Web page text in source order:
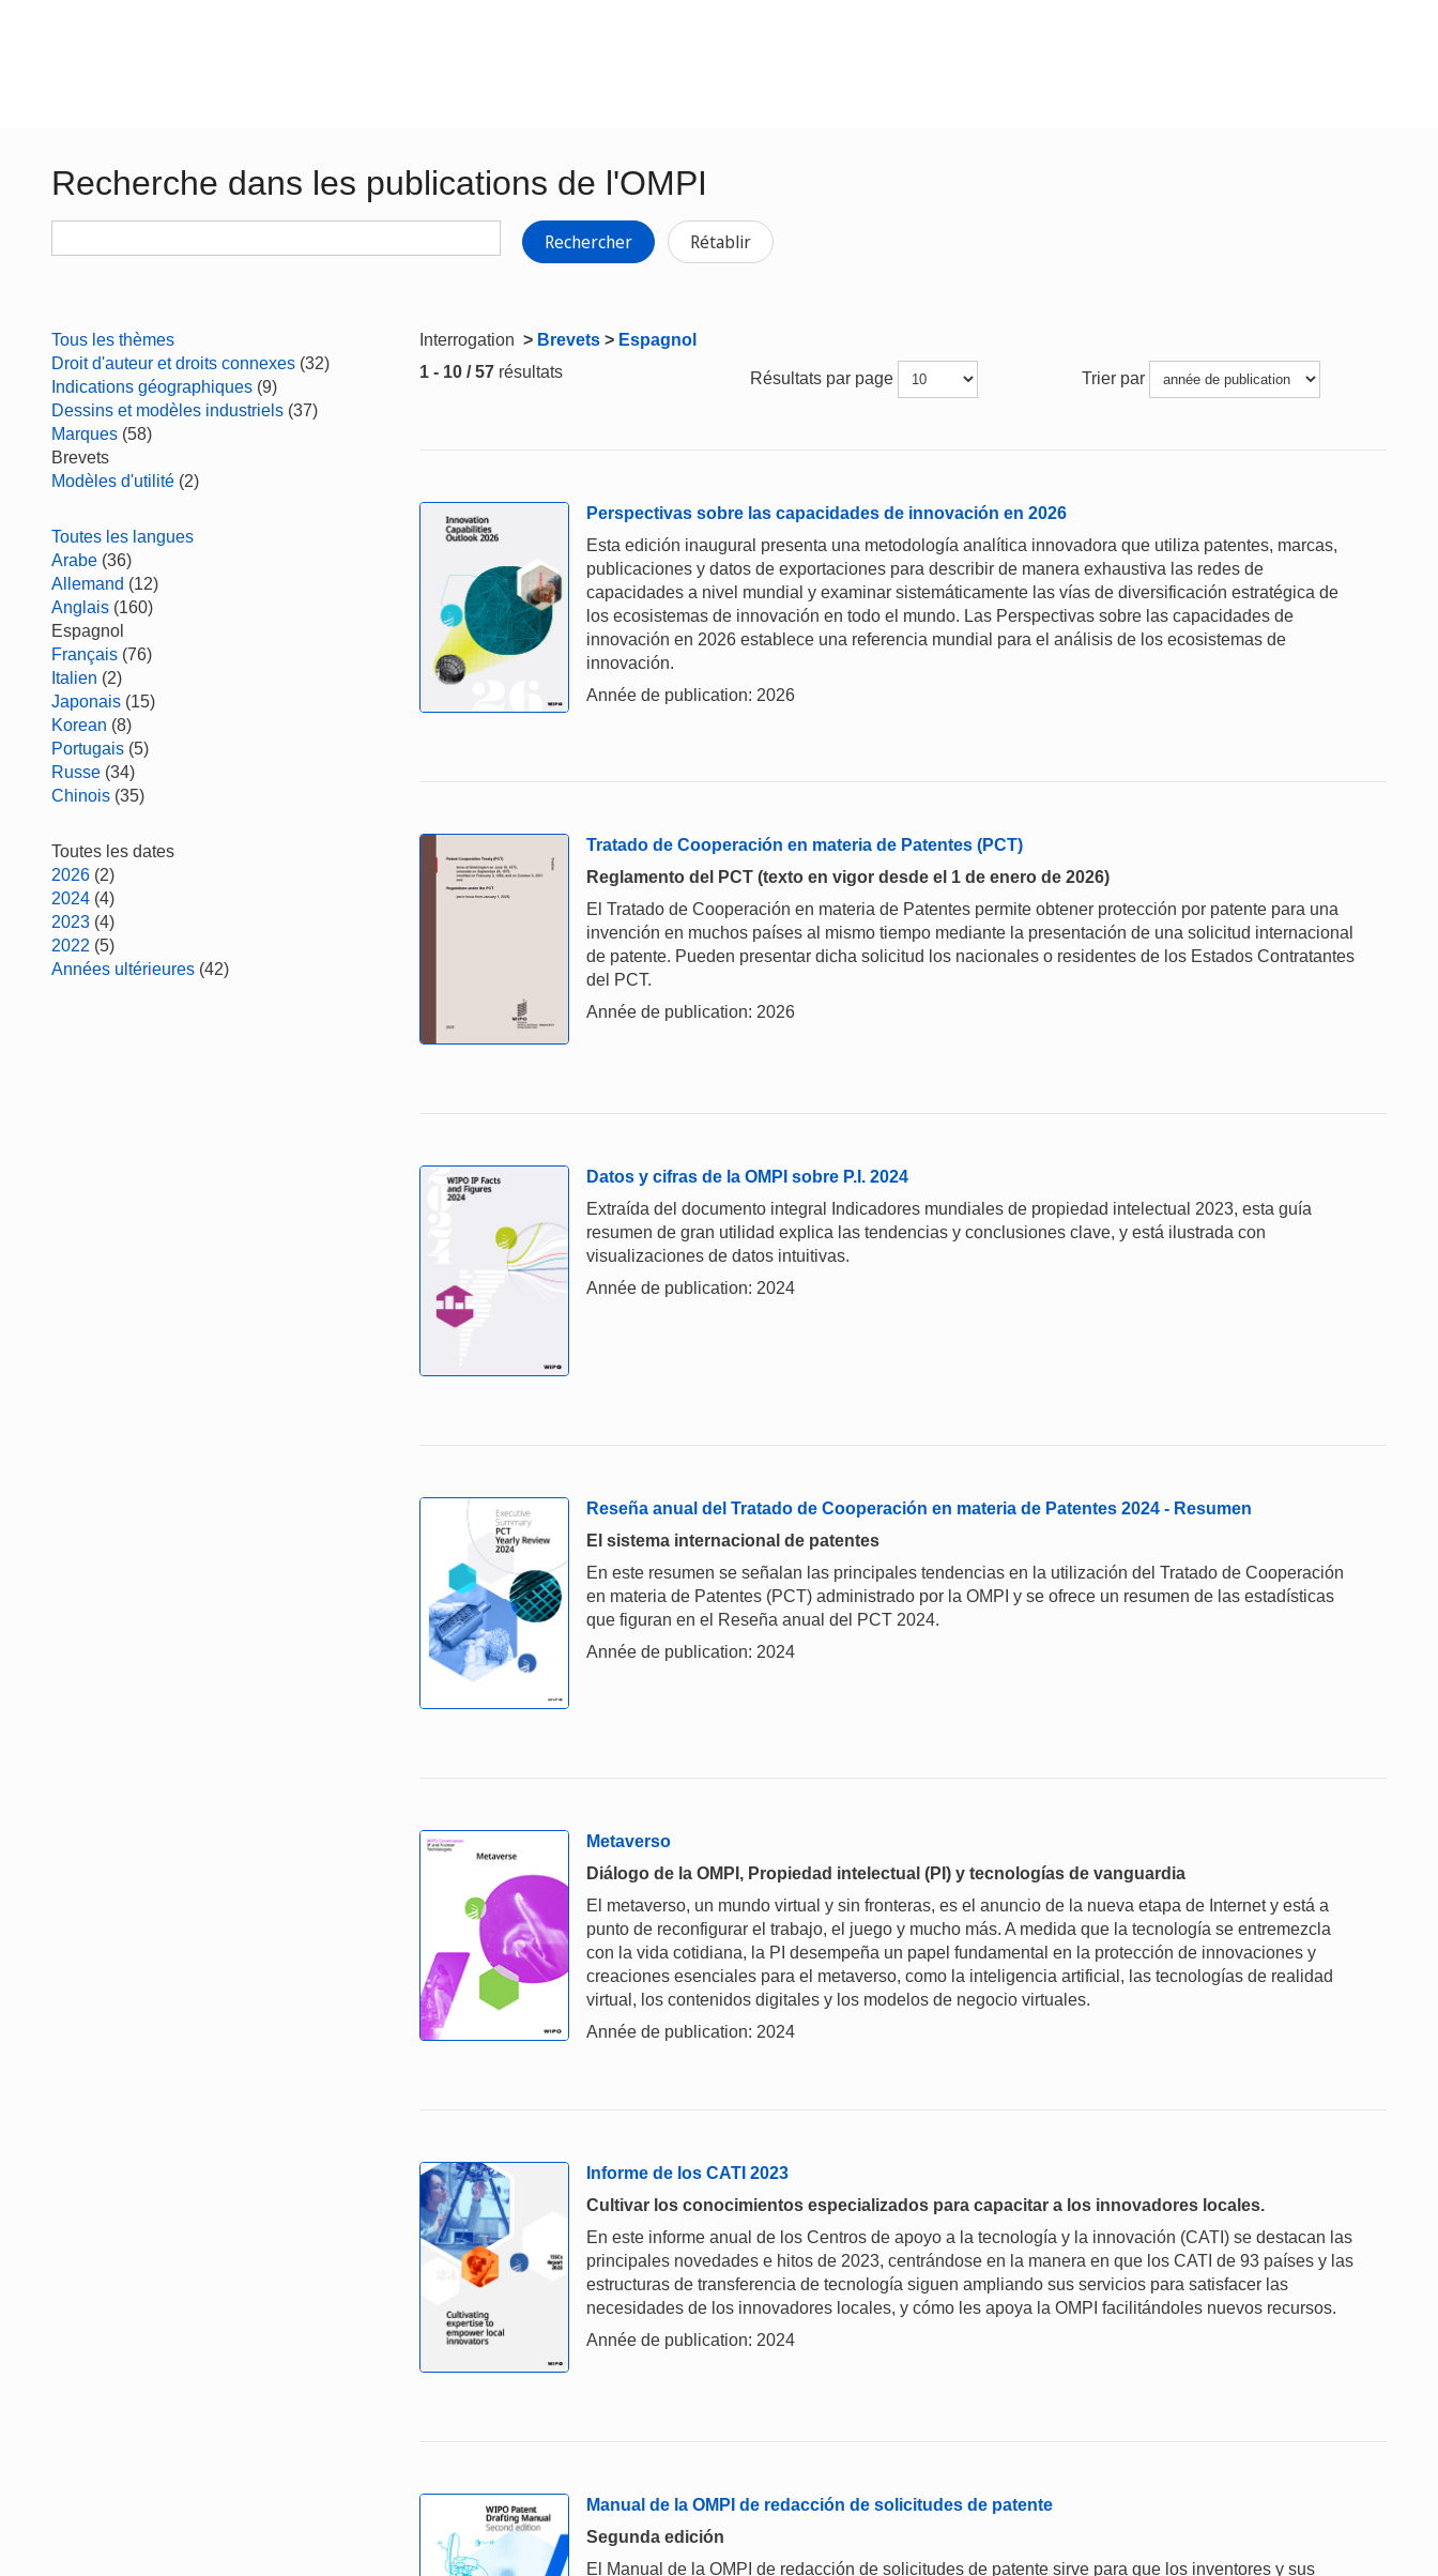
Recherche dans les publications de l'OMPI
Rechercher Rétablir
Tous les thèmes
Droit d'auteur et droits connexes (32)
Indications géographiques (9)
Dessins et modèles industriels (37)
Marques (58)
Brevets
Modèles d'utilité (2)
Toutes les langues
Arabe (36)
Allemand (12)
Anglais (160)
Espagnol
Français (76)
Italien (2)
Japonais (15)
Korean (8)
Portugais (5)
Russe (34)
Chinois (35)
Toutes les dates
2026 (2)
2024 (4)
2023 (4)
2022 (5)
Années ultérieures (42)
Interrogation > Brevets > Espagnol
1 - 10 / 57 résultats Résultats par page Trier par
Perspectivas sobre las capacidades de innovación en 2026
Esta edición inaugural presenta una metodología analítica innovadora que utiliza patentes, marcas,
publicaciones y datos de exportaciones para describir de manera exhaustiva las redes de
capacidades a nivel mundial y examinar sistemáticamente las vías de diversificación estratégica de
los ecosistemas de innovación en todo el mundo. Las Perspectivas sobre las capacidades de
innovación en 2026 establece una referencia mundial para el análisis de los ecosistemas de
innovación.
Année de publication: 2026
Tratado de Cooperación en materia de Patentes (PCT)
Reglamento del PCT (texto en vigor desde el 1 de enero de 2026)
El Tratado de Cooperación en materia de Patentes permite obtener protección por patente para una
invención en muchos países al mismo tiempo mediante la presentación de una solicitud internacional
de patente. Pueden presentar dicha solicitud los nacionales o residentes de los Estados Contratantes
del PCT.
Année de publication: 2026
Datos y cifras de la OMPI sobre P.I. 2024
Extraída del documento integral Indicadores mundiales de propiedad intelectual 2023, esta guía
resumen de gran utilidad explica las tendencias y conclusiones clave, y está ilustrada con
visualizaciones de datos intuitivas.
Année de publication: 2024
Reseña anual del Tratado de Cooperación en materia de Patentes 2024 - Resumen
El sistema internacional de patentes
En este resumen se señalan las principales tendencias en la utilización del Tratado de Cooperación
en materia de Patentes (PCT) administrado por la OMPI y se ofrece un resumen de las estadísticas
que figuran en el Reseña anual del PCT 2024.
Année de publication: 2024
Metaverso
Diálogo de la OMPI, Propiedad intelectual (PI) y tecnologías de vanguardia
El metaverso, un mundo virtual y sin fronteras, es el anuncio de la nueva etapa de Internet y está a
punto de reconfigurar el trabajo, el juego y mucho más. A medida que la tecnología se entremezcla
con la vida cotidiana, la PI desempeña un papel fundamental en la protección de innovaciones y
creaciones esenciales para el metaverso, como la inteligencia artificial, las tecnologías de realidad
virtual, los contenidos digitales y los modelos de negocio virtuales.
Année de publication: 2024
Informe de los CATI 2023
Cultivar los conocimientos especializados para capacitar a los innovadores locales.
En este informe anual de los Centros de apoyo a la tecnología y la innovación (CATI) se destacan las
principales novedades e hitos de 2023, centrándose en la manera en que los CATI de 93 países y las
estructuras de transferencia de tecnología siguen ampliando sus servicios para satisfacer las
necesidades de los innovadores locales, y cómo les apoya la OMPI facilitándoles nuevos recursos.
Année de publication: 2024
Manual de la OMPI de redacción de solicitudes de patente
Segunda edición
El Manual de la OMPI de redacción de solicitudes de patente sirve para que los inventores y sus